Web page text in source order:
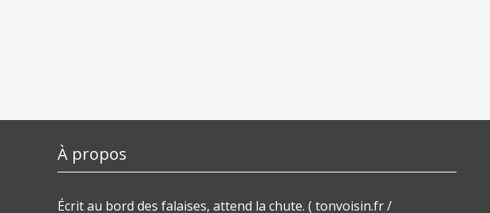
À propos
Écrit au bord des falaises, attend la chute. ( tonvoisin.fr /